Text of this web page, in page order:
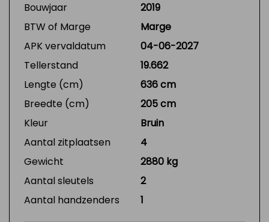
Bouwjaar
2019
BTW of Marge
Marge
APK vervaldatum
04-06-2027
Tellerstand
19.662
Lengte (cm)
636 cm
Breedte (cm)
205 cm
Kleur
Bruin
Aantal zitplaatsen
4
Gewicht
2880 kg
Aantal sleutels
2
Aantal handzenders
1